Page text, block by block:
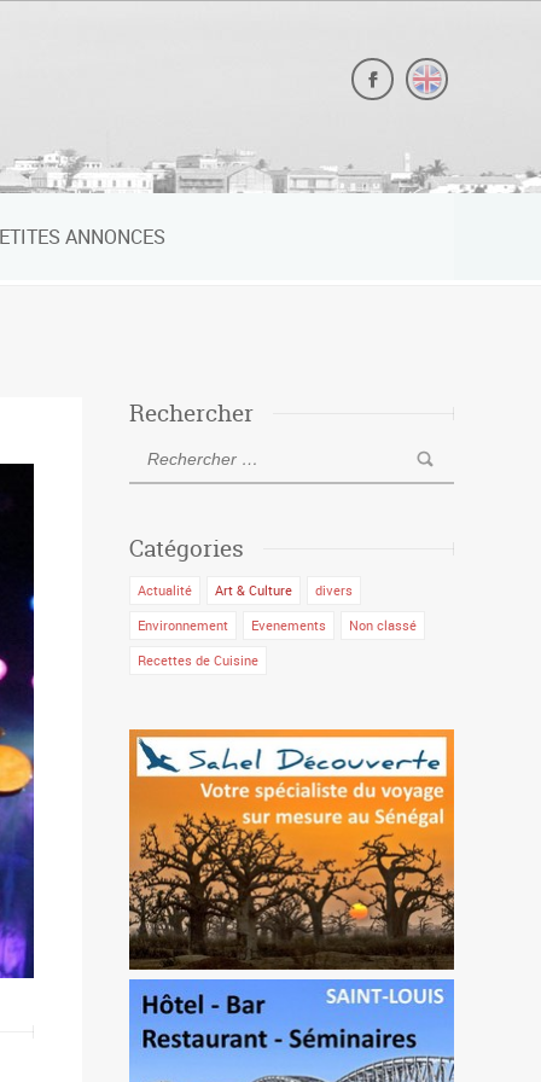
ANNONCES
Rechercher
Catégories
Actualité Art & Culture
divers
Environnement
Evenements
Non classé
Recettes de Cuisine